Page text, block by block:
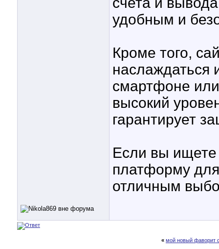
удобным и
Кроме того,
смартфоне
высокий
гарантирует
Если вы
платформу
отличным
« мой новый фаворит